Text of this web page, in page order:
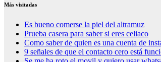
Más visitadas
Es bueno comerse la piel del altramuz
Prueba casera para saber si eres celiaco
Como saber de quien es una cuenta de
9 señales de que el contacto cero está